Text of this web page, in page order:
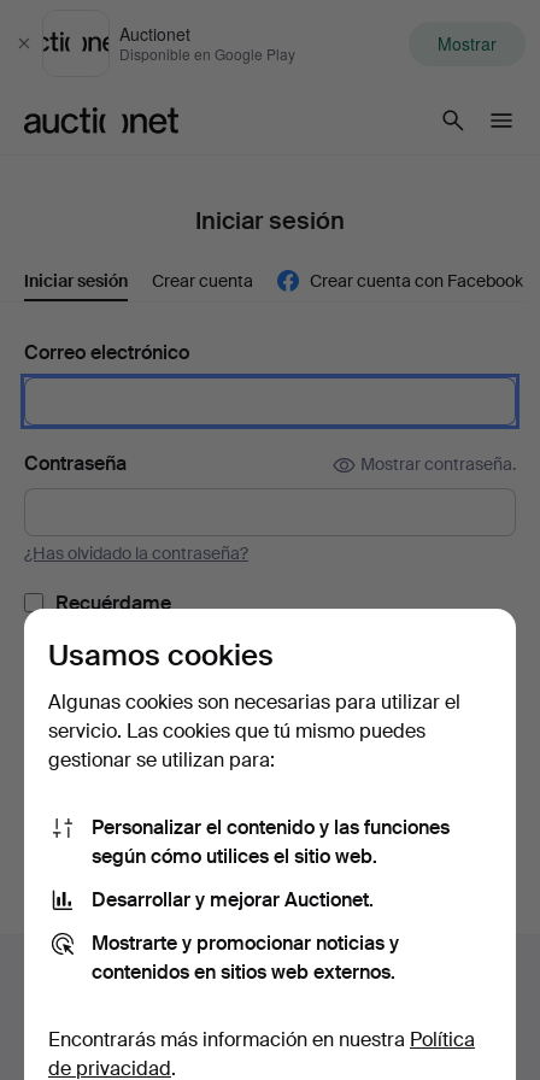
Cerrar
Auctionet
Disponible en Google Play Mostrar
Iniciar sesión
Iniciar sesión Crear cuenta Crear cuenta con Facebook
Correo electrónico
Contraseña Mostrar contraseña.
¿Has olvidado la contraseña?
Recuérdame
o iniciar sesión a través de Facebook
Navegación
pie
Ayuda y contacto
Todas las casas de subastas
Usamos cookies
Algunas cookies son necesarias para utilizar el
servicio. Las cookies que tú mismo puedes
gestionar se utilizan para:
Personalizar el contenido y las funciones
según cómo utilices el sitio web.
Desarrollar y mejorar Auctionet.
Mostrarte y promocionar noticias y
contenidos en sitios web externos.
Encontrarás más información en nuestra Política
de privacidad.